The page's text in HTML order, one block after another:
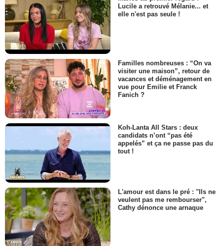
Lucile a retrouvé Mélanie... et
elle n'est pas seule !
Familles nombreuses : “On va
visiter une maison”, retour de
vacances et déménagement en
vue pour Emilie et Franck
Fanich ?
Koh-Lanta All Stars : deux
candidats n’ont “pas été
appelés” et ça ne passe pas du
tout !
L'amour est dans le pré : "Ils ne
veulent pas me rembourser",
Cathy dénonce une arnaque